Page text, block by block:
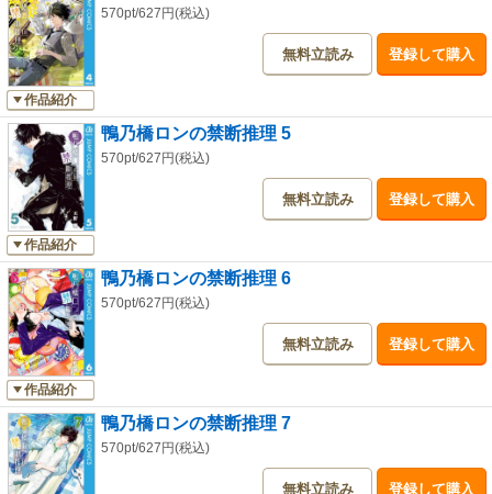
作品紹介
570pt/627円(税込)
無料立読み 登録して購入
作品紹介
鴨乃橋ロンの禁断推理 5
570pt/627円(税込)
無料立読み 登録して購入
作品紹介
鴨乃橋ロンの禁断推理 6
570pt/627円(税込)
無料立読み 登録して購入
鴨乃橋ロンの禁断推理 7
570pt/627円(税込)
無料立読み 登録して購入